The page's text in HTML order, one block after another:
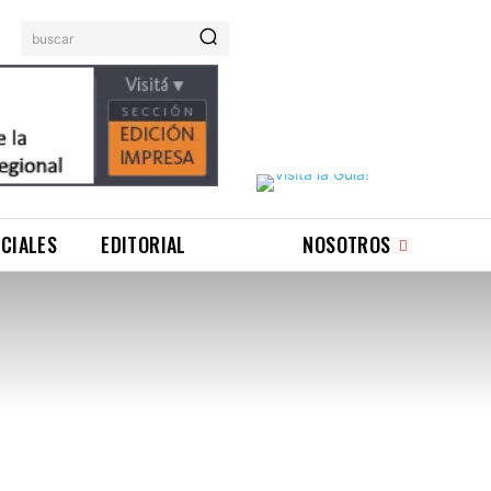
buscar
EDITORIAL NOSOTROS